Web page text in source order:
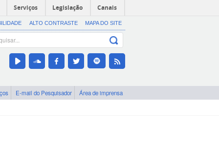
Serviços Legislação Canais
ALTO CONTRASTE MAPA DO SITE
E-mail do Pesquisador Área de imprensa